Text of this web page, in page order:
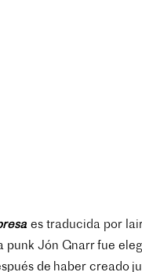
es traducida por
punk Jón Gnarr fue
de haber creado